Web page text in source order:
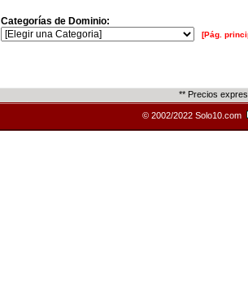
Categorías de Dominio:
[Pág.
** Precios
© 2002/2022 Solo10.com